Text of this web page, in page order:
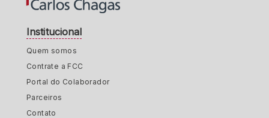
Institucional
Quem somos
Contrate a FCC
Portal do Colaborador
Parceiros
Contato